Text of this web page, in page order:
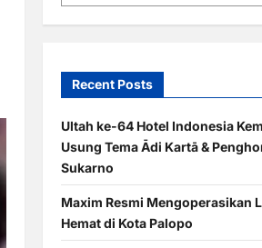
Recent Posts
Ultah ke-64 Hotel Indonesia
Usung Tema Ādi Kartā &
Sukarno
Maxim Resmi Mengoperasikan
Hemat di Kota Palopo